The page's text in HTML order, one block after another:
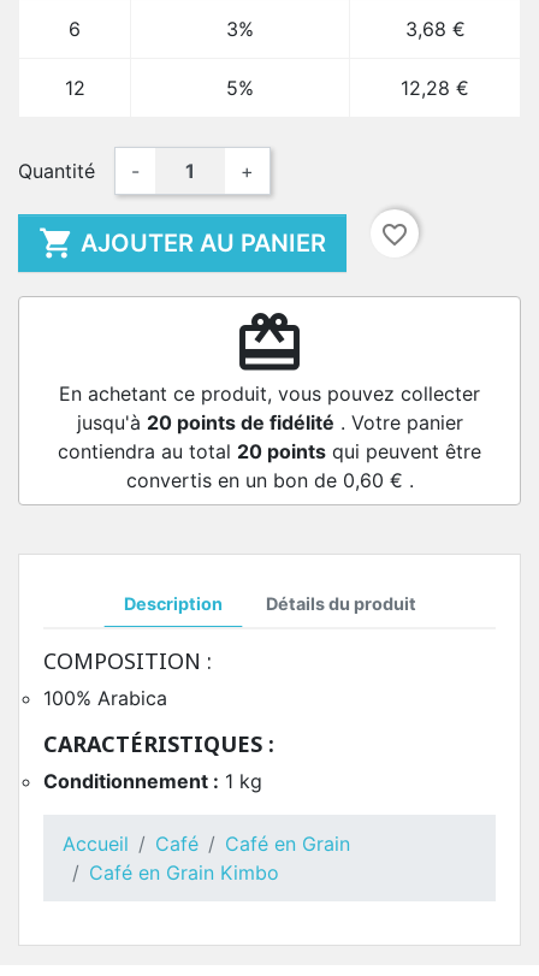
6 3% 3,68 €
12 5% 12,28 €
Quantité - +
 AJOUTER AU PANIER favorite_border
redeem
En achetant ce produit, vous pouvez collecter
jusqu'à 20points de fidélité . Votre panier
contiendra au total 20 points qui peuvent être
convertis en un bon de 0,60 € .
Description Détails du produit
COMPOSITION :
100% Arabica
CARACTÉRISTIQUES :
Conditionnement : 1 kg
Accueil Café
Café en Grain
Café en Grain Kimbo